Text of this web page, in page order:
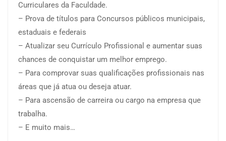
Curriculares da Faculdade.
– Prova de títulos para Concursos públicos municipais,
estaduais e federais
– Atualizar seu Currículo Profissional e aumentar suas
chances de conquistar um melhor emprego.
– Para comprovar suas qualificações profissionais nas
áreas que já atua ou deseja atuar.
– Para ascensão de carreira ou cargo na empresa que
trabalha.
– E muito mais…